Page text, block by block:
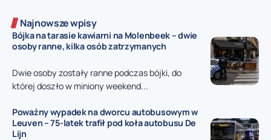
Najnowsze wpisy
Bójka na tarasie kawiarni na Molenbeek – dwie
osoby ranne, kilka osób zatrzymanych
Dwie osoby zostały ranne podczas bójki, do
której doszło w miniony weekend...
Poważny wypadek na dworcu autobusowym w
Leuven – 75-latek trafił pod koła autobusu De
Lijn